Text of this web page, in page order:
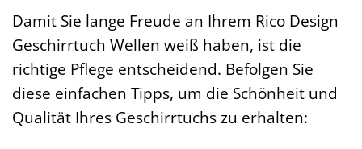
Damit Sie lange Freude an Ihrem Rico Design
Geschirrtuch Wellen weiß haben, ist die
richtige Pflege entscheidend. Befolgen Sie
diese einfachen Tipps, um die Schönheit und
Qualität Ihres Geschirrtuchs zu erhalten: